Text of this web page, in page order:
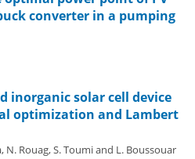
converter in a pumping
inorganic solar cell device
optimization and Lambert
Rouag, S. Toumi and L. Boussouar